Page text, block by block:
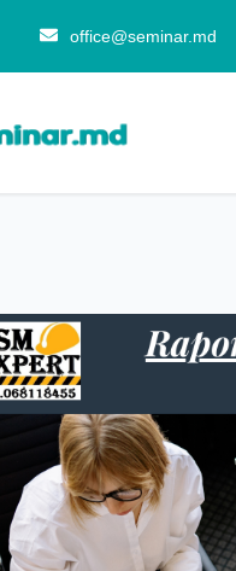
office@seminar.md